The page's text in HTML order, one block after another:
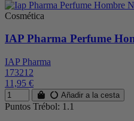
Cosmética
IAP Pharma Perfume
IAP Pharma
173212
11,95 €
Añadir a la cesta
Puntos Trébol: 1.1